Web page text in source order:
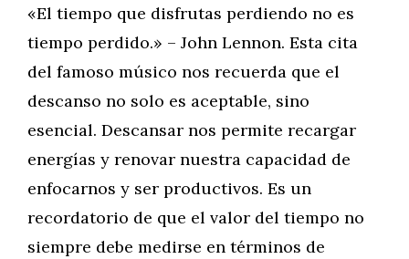
«El tiempo que disfrutas perdiendo no es
tiempo perdido.» – John Lennon. Esta cita
del famoso músico nos recuerda que el
descanso no solo es aceptable, sino
esencial. Descansar nos permite recargar
energías y renovar nuestra capacidad de
enfocarnos y ser productivos. Es un
recordatorio de que el valor del tiempo no
siempre debe medirse en términos de